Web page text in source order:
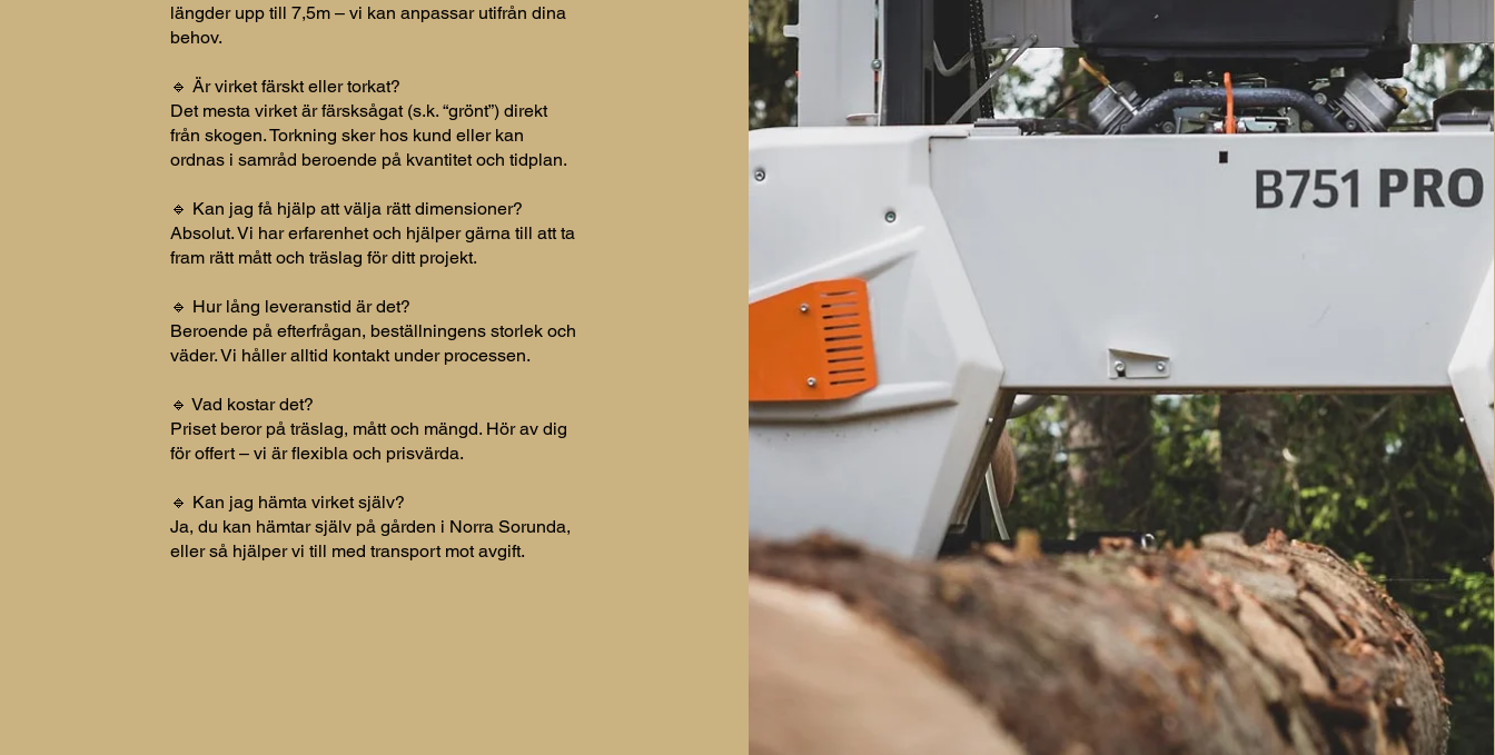
längder upp till 7,5m – vi kan anpassar utifrån dina
behov.
🔹 Är virket färskt eller torkat?
Det mesta virket är färsksågat (s.k. “grönt”) direkt
från skogen. Torkning sker hos kund eller kan
ordnas i samråd beroende på kvantitet och tidplan.
🔹 Kan jag få hjälp att välja rätt dimensioner?
Absolut. Vi har erfarenhet och hjälper gärna till att ta
fram rätt mått och träslag för ditt projekt.
🔹 Hur lång leveranstid är det?
Beroende på efterfrågan, beställningens storlek och
väder. Vi håller alltid kontakt under processen.
🔹 Vad kostar det?
Priset beror på träslag, mått och mängd. Hör av dig
för offert – vi är flexibla och prisvärda.
🔹 Kan jag hämta virket själv?
Ja, du kan hämtar själv på gården i Norra Sorunda,
eller så hjälper vi till med transport mot avgift.